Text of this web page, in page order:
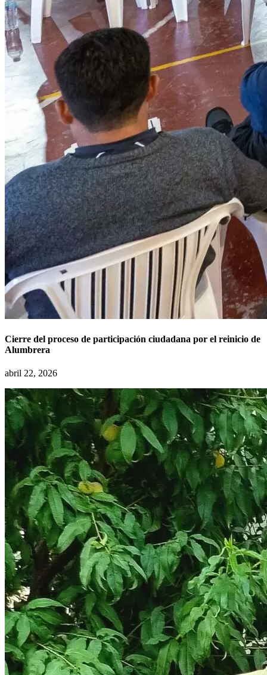
Cierre del proceso de participación ciudadana por el reinicio de
Alumbrera
abril 22, 2026